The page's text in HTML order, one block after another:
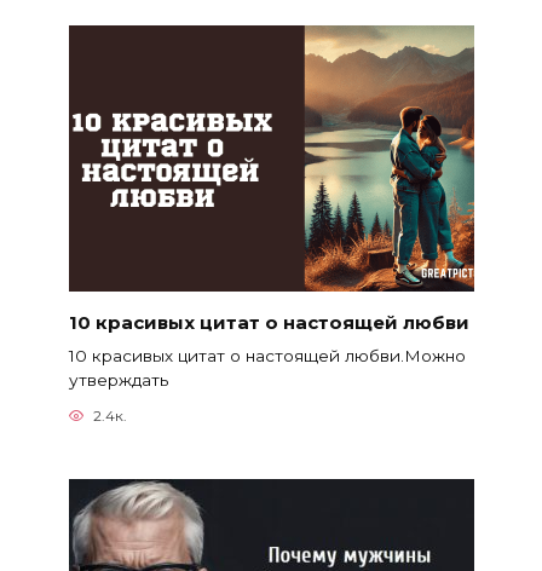
10 красивых цитат о настоящей любви
10 красивых цитат о настоящей любви.Можно
утверждать
2.4к.